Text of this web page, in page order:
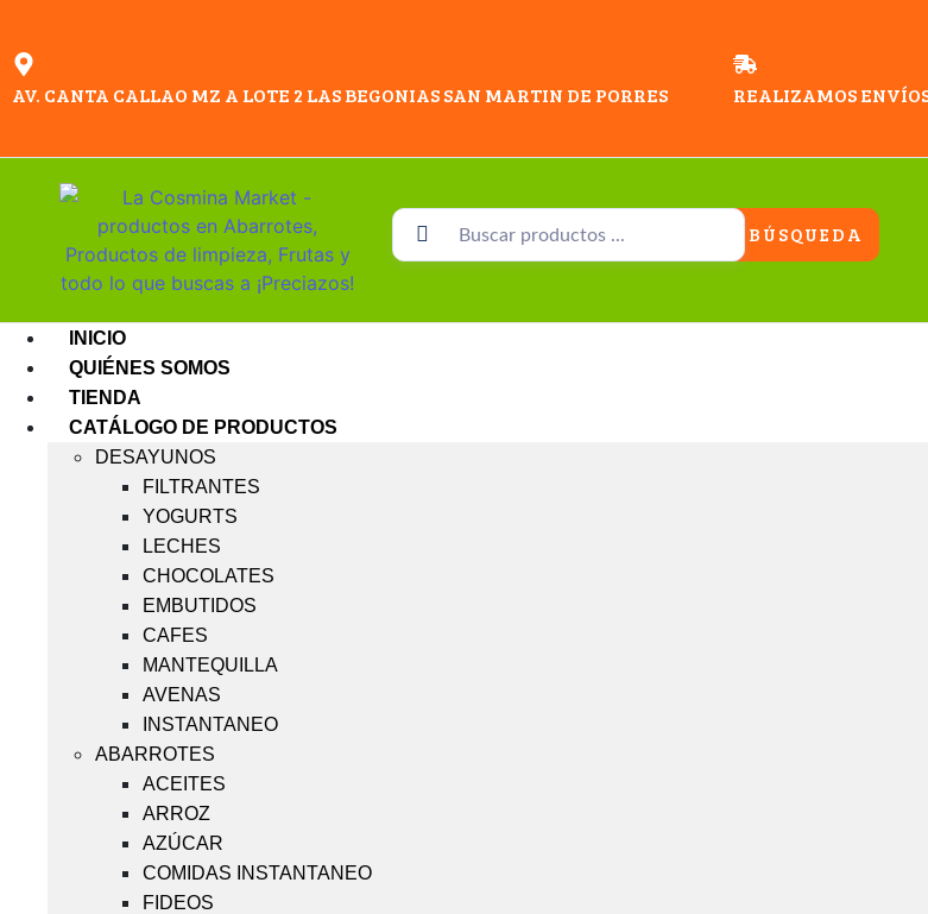
AV. CANTA CALLAO MZ A LOTE 2 LAS BEGONIAS SAN MARTIN DE PORRES REALIZAMOS
BÚSQUEDA
INICIO
QUIÉNES SOMOS
TIENDA
CATÁLOGO DE PRODUCTOS
DESAYUNOS
FILTRANTES
YOGURTS
LECHES
CHOCOLATES
EMBUTIDOS
CAFES
MANTEQUILLA
AVENAS
INSTANTANEO
ABARROTES
ACEITES
ARROZ
AZÚCAR
COMIDAS INSTANTANEO
FIDEOS